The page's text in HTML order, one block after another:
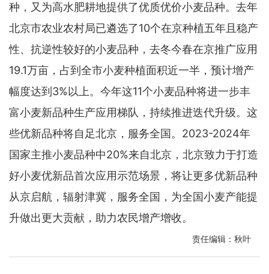
种，又为高水肥耕地提供了优质优价小麦品种。去年
北京市农业农村局已遴选了10个在京种植五年且稳产
性、抗逆性较好的小麦品种，去冬今春在京推广应用
19.1万亩，占到全市小麦种植面积近一半，预计增产
幅度达到3%以上。今年这11个小麦品种将进一步丰
富小麦新品种生产应用梯队，持续推进迭代升级。这
些优新品种将自足北京，服务全国。2023-2024年
国家主推小麦品种中20%来自北京，北京致力于打造
好小麦优新品首次应用示范场景，将让更多优新品种
从京启航，辐射津冀，服务全国，为全国小麦产能提
升做出更大贡献，助力农民增产增收。
责任编辑：秋叶